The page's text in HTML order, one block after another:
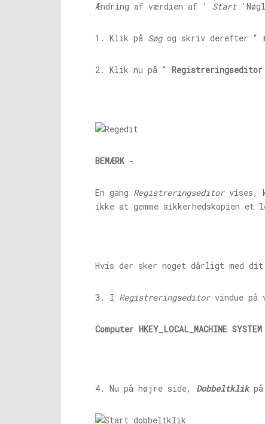
Ændring af værdien af ​​' Start
1. Klik på Søgog skriv derefter “
2. Klik nu på “ Registreringseditor
BEMÆRK-
En gang Registreringseditorvises,
ikke at gemme sikkerhedskopien
Hvis der sker noget dårligt med dit
3. I Registreringseditorvindue på
Computer HKEY_LOCAL_MACHINE
4. Nu på højre side, Dobbeltklik